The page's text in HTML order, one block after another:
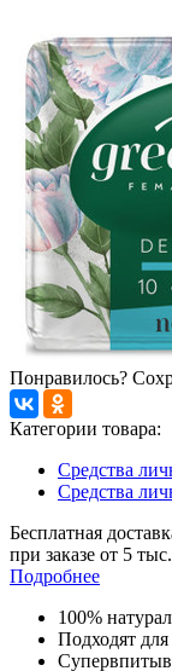
Понравилось?
Категории товара:
Средства
Средства
Бесплатная
при заказе от 5
Подробнее
100%
Подходят